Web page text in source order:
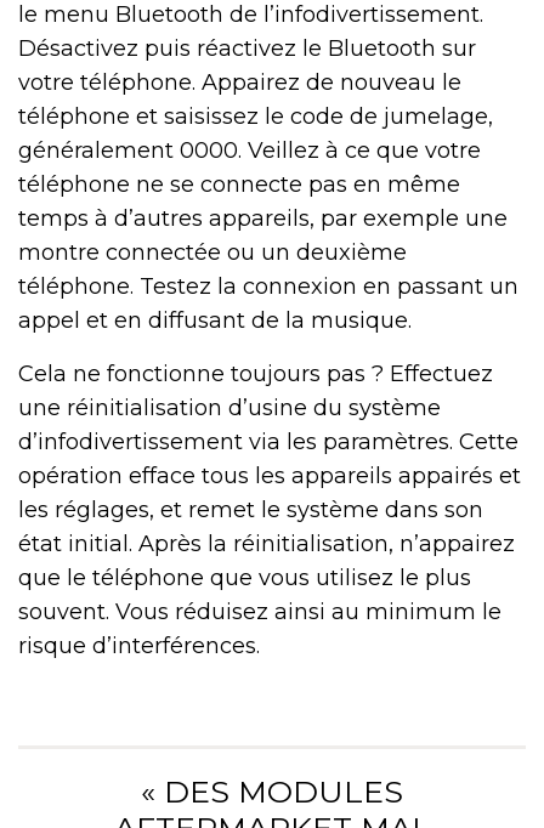
le menu Bluetooth de l’infodivertissement.
Désactivez puis réactivez le Bluetooth sur
votre téléphone. Appairez de nouveau le
téléphone et saisissez le code de jumelage,
généralement 0000. Veillez à ce que votre
téléphone ne se connecte pas en même
temps à d’autres appareils, par exemple une
montre connectée ou un deuxième
téléphone. Testez la connexion en passant un
appel et en diffusant de la musique.
Cela ne fonctionne toujours pas ? Effectuez
une réinitialisation d’usine du système
d’infodivertissement via les paramètres. Cette
opération efface tous les appareils appairés et
les réglages, et remet le système dans son
état initial. Après la réinitialisation, n’appairez
que le téléphone que vous utilisez le plus
souvent. Vous réduisez ainsi au minimum le
risque d’interférences.
« DES MODULES